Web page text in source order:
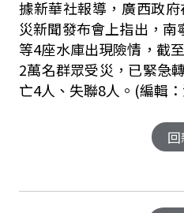
據新華社報導，廣西政
災新聞發布會上指出，
等4座水庫出現險情，截
2萬名群眾受災，已緊急
亡4人、失聯8人。(編輯